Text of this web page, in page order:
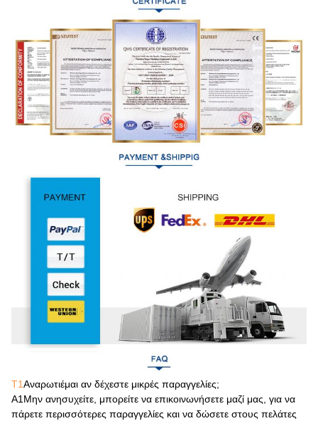
Τ1Αναρωτιέμαι αν δέχεστε μικρές παραγγελίες;
Α1Μην ανησυχείτε, μπορείτε να επικοινωνήσετε μαζί μας, για να
πάρετε περισσότερες παραγγελίες και να δώσετε στους πελάτες